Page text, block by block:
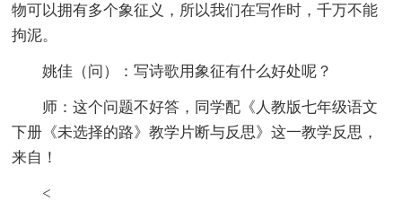
物可以拥有多个象征义，所以我们在写作时，千万不能
拘泥。
姚佳（问）：写诗歌用象征有什么好处呢？
师：这个问题不好答，同学配《人教版七年级语文
下册《未选择的路》教学片断与反思》这一教学反思，
来自！
<